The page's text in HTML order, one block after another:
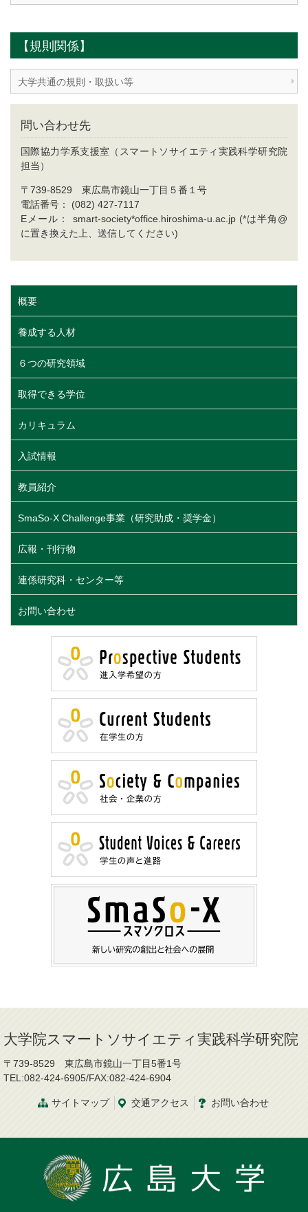
【規則関係】
大学共通の規則・取扱い等
問い合わせ先
国際協力学系支援室（スマートソサイエティ実践科学研究院
担当）
〒739-8529 東広島市鏡山一丁目５番１号
電話番号： (082) 427-7117
Eメール： smart-society*office.hiroshima-u.ac.jp (*は半角@
に置き換えた上、送信してください)
概要
養成する人材
６つの研究領域
取得できる学位
カリキュラム
入試情報
教員紹介
SmaSo-X Challenge事業（研究助成・奨学金）
広報・刊行物
連係研究科・センター等
お問い合わせ
大学院スマートソサイエティ実践科学研究院
〒739-8529 東広島市鏡山一丁目5番1号
TEL:082-424-6905/FAX:082-424-6904
サイトマップ 交通アクセス お問い合わせ